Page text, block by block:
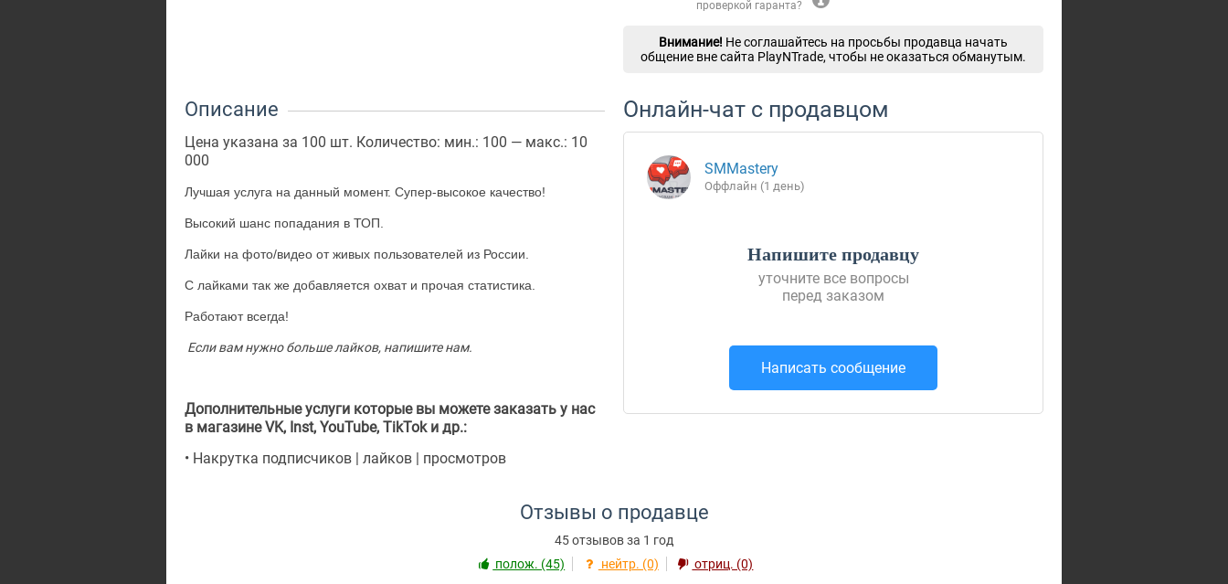
проверкой гаранта?
Внимание! Не соглашайтесь на просьбы продавца начать
общение вне сайта PlayNTrade, чтобы не оказаться обманутым.
Описание
Цена указана за 100 шт. Количество: мин.: 100 — макс.: 10
000
Лучшая услуга на данный момент. Супер-высокое качество!
Высокий шанс попадания в ТОП.
Лайки на фото/видео от живых пользователей из России.
С лайками так же добавляется охват и прочая статистика.
Работают всегда!
Если вам нужно больше лайков, напишите нам.
Дополнительные услуги которые вы можете заказать у нас
в магазине VK, Inst, YouTube, TikTok и др.:
• Накрутка подписчиков | лайков | просмотров
Онлайн-чат с продавцом
SMMastery
Оффлайн (1 день)
Напишите продавцу
уточните все вопросы
перед заказом
Написать сообщение
Отзывы о продавце
45 отзывов за 1 год
полож. (45)
нейтр. (0) отриц. (0)